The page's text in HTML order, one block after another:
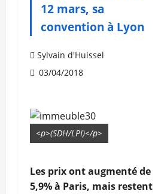
12 mars, sa
convention à Lyon
Sylvain d'Huissel
03/04/2018
<p>(SDH/LPI)</p>
Les prix ont augmenté de
5,9% à Paris, mais restent